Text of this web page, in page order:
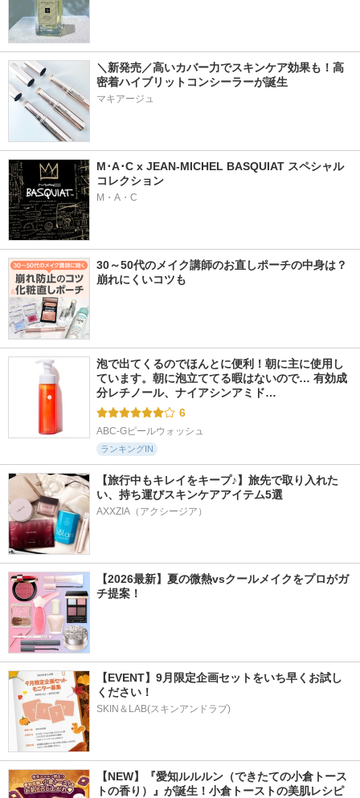
＼新発売／高いカバー力でスキンケア効果も！高
密着ハイブリットコンシーラーが誕生
マキアージュ
M･A･C x JEAN-MICHEL BASQUIAT スペシャル
コレクション
M・A・C
30～50代のメイク講師のお直しポーチの中身は？
崩れにくいコツも
泡で出てくるのでほんとに便利！朝に主に使用し
ています。朝に泡立ててる暇はないので… 有効成
分レチノール、ナイアシンアミド…
6
ABC-Gピールウォッシュ
ランキングIN
【旅行中もキレイをキープ♪】旅先で取り入れた
い、持ち運びスキンケアアイテム5選
AXXZIA（アクシージア）
【2026最新】夏の微熱vsクールメイクをプロがガ
チ提案！
【EVENT】9月限定企画セットをいち早くお試し
ください！
SKIN＆LAB(スキンアンドラブ)
【NEW】『愛知ルルルン（できたての小倉トース
トの香り）』が誕生！小倉トーストの美肌レシピ